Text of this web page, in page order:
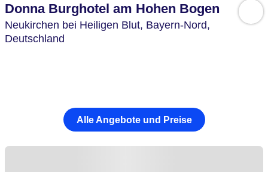
Donna Burghotel am Hohen Bogen
Neukirchen bei Heiligen Blut, Bayern-Nord,
Deutschland
Alle Angebote und Preise